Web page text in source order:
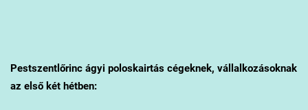
Pestszentlőrincágyi poloskairtás cégeknek, vállalkozásoknak
az első két hétben: